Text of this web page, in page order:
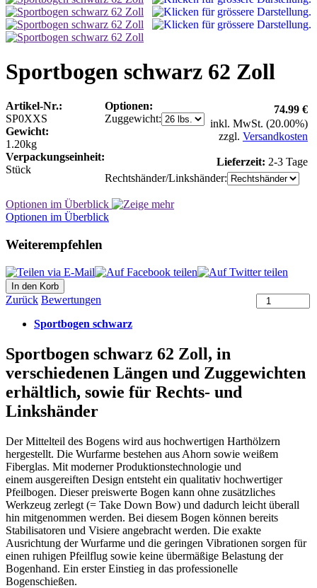
Sportbogen schwarz 62 Zoll
Artikel-Nr.:
SP0XXS
Gewicht:
1.20kg
Verpackungseinheit:
Stück
74.99 €
inkl. MwSt. (20.00%)
zzgl. Versandkosten
Lieferzeit: 2-3 Tage
Optionen:
Zuggewicht:
Rechtshänder/Linkshänder:
Optionen im Überblick
Optionen im Überblick
Weiterempfehlen
Zurück Bewertungen
Sportbogen schwarz
Sportbogen schwarz 62 Zoll, in
verschiedenen Längen und Zuggewichten
erhältlich, sowie für Rechts- und
Linkshänder
Der Mittelteil des Bogens wird aus hochwertigen Harthölzern
hergestellt. Die Wurfarme bestehen aus Ahorn sowie weißem
Fiberglas. Mit moderner Produktionstechnologie und
einem ausgereiften Design entsteht ein qualitativ hochwertiger
Pfeilbogen. Dieser preiswerte Bogen kann ohne zusätzliches
Werkzeug zerlegt (= Take Down Bow) und dadurch leicht überall
hin mitgenommen werden. Bei diesem Bogen können bereits
Stabilisatoren und Visiere angebracht werden. Die exakte
Ausrichtung der Wurfarme und die geringen Vibrationen sorgen für
einen ruhigen Pfeilflug sowie keine übermäßige Belastung der
Bogenhand. Ein erster Einstieg in das professionelle
Bogenschießen.